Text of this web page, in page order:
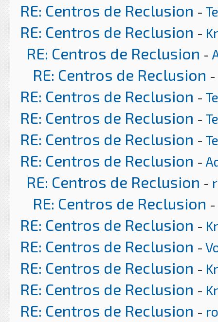
RE: Centros de Reclusion -
RE: Centros de Reclusion -
RE: Centros de Reclusion -
RE: Centros de Reclusion -
RE: Centros de Reclusion -
RE: Centros de Reclusion -
RE: Centros de Reclusion -
RE: Centros de Reclusion -
RE: Centros de Reclusion -
RE: Centros de Reclusion -
RE: Centros de Reclusion -
RE: Centros de Reclusion -
RE: Centros de Reclusion -
RE: Centros de Reclusion -
RE: Centros de Reclusion -